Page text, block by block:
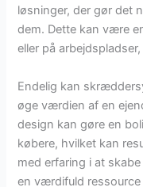
løsninger, der gør det
dem. Dette kan være
eller på
Endelig kan
øge værdien af en
design kan gøre en
købere, hvilket kan
med erfaring i at
en værdifuld ressource